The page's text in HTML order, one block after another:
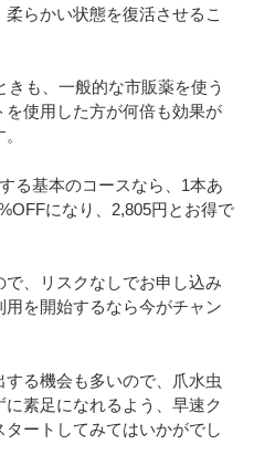
らかい状態を復活させるこ
も、一般的な市販薬を使う
使用した方が何倍も効果が
る基本のコースなら、1本あ
になり、2,805円とお得で
、リスクなしでお申し込み
を開始するなら今がチャン
る機会も多いので、爪水虫
素足になれるよう、早速ク
ートしてみてはいかがでし